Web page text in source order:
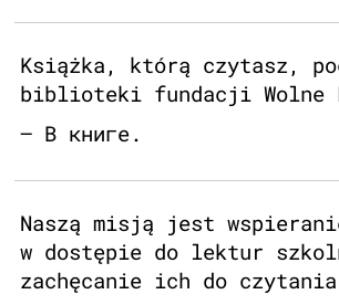
Książka, którą czytasz,
biblioteki fundacji Wolne
– В книге.
Naszą misją jest
w dostępie do lektur
zachęcanie ich do